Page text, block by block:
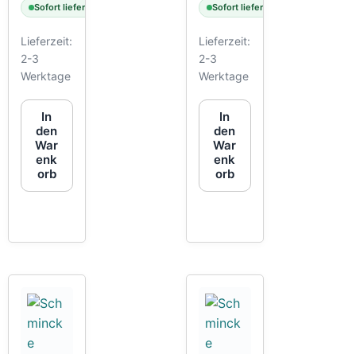
Sofort lieferbar
Lieferzeit:
2-3
Werktage
In
den
War
enk
orb
Sofort lieferbar
Lieferzeit:
2-3
Werktage
In
den
War
enk
orb